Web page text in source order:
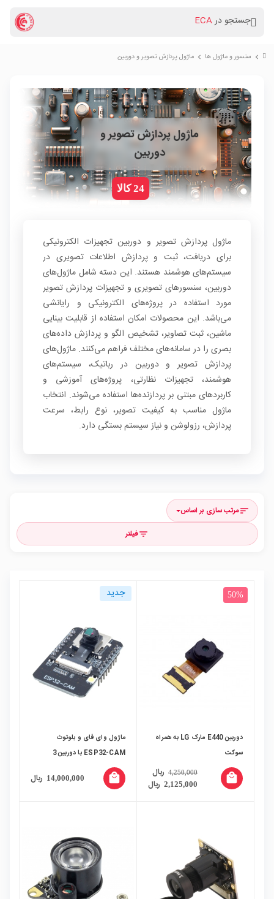
جستجو درECA
chevron_right سنسور و ماژول ها chevron_right ماژول پردازش تصویر و دوربین
ماژول پردازش تصویر و
دوربین
24 کالا
ماژول پردازش تصویر و دوربین تجهیزات الکترونیکی
برای دریافت، ثبت و پردازش اطلاعات تصویری در
سیستم‌های هوشمند هستند. این دسته شامل ماژول‌های
دوربین، سنسورهای تصویری و تجهیزات پردازش تصویر
مورد استفاده در پروژه‌های الکترونیکی و رایانشی
می‌باشد. این محصولات امکان استفاده از قابلیت بینایی
ماشین، ثبت تصاویر، تشخیص الگو و پردازش داده‌های
بصری را در سامانه‌های مختلف فراهم می‌کنند. ماژول‌های
پردازش تصویر و دوربین در رباتیک، سیستم‌های
هوشمند، تجهیزات نظارتی، پروژه‌های آموزشی و
کاربردهای مبتنی بر پردازنده‌ها استفاده می‌شوند. انتخاب
ماژول مناسب به کیفیت تصویر، نوع رابط، سرعت
پردازش، رزولوشن و نیاز سیستم بستگی دارد.
sortمرتب سازی بر اساس
filter_listفیلتر
50%
دوربین E440 مارک LG به همراه
سوکت
2,125,000 ریال
4,250,000 ریال local_mall
جدید
ماژول وای فای و بلوتوث
ESP32-CAM با دوربین 3
مگاپیکسل OV3660
14,000,000 ریال local_mall